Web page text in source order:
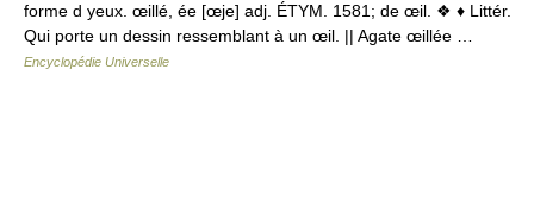
forme d yeux. œillé, ée [œje] adj. ÉTYM. 1581; de œil. ❖ ♦ Littér.
Qui porte un dessin ressemblant à un œil. || Agate œillée …
Encyclopédie Universelle